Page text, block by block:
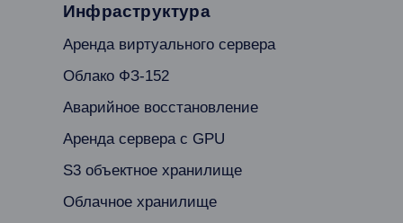
Инфраструктура
Аренда виртуального сервера
Облако ФЗ-152
Аварийное восстановление
Аренда сервера с GPU
S3 объектное хранилище
Облачное хранилище